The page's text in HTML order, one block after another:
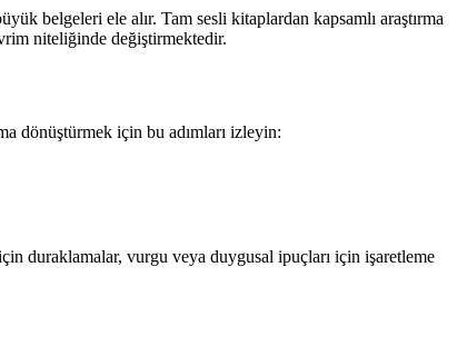
belgeleri ele alır. Tam sesli kitaplardan kapsamlı araştırma
niteliğinde değiştirmektedir.
dönüştürmek için bu adımları izleyin:
duraklamalar, vurgu veya duygusal ipuçları için işaretleme